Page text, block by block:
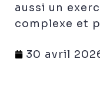
aussi un
complexe et
30 avril